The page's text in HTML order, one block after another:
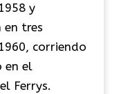
y
tres
corriendo
en el
Ferrys.